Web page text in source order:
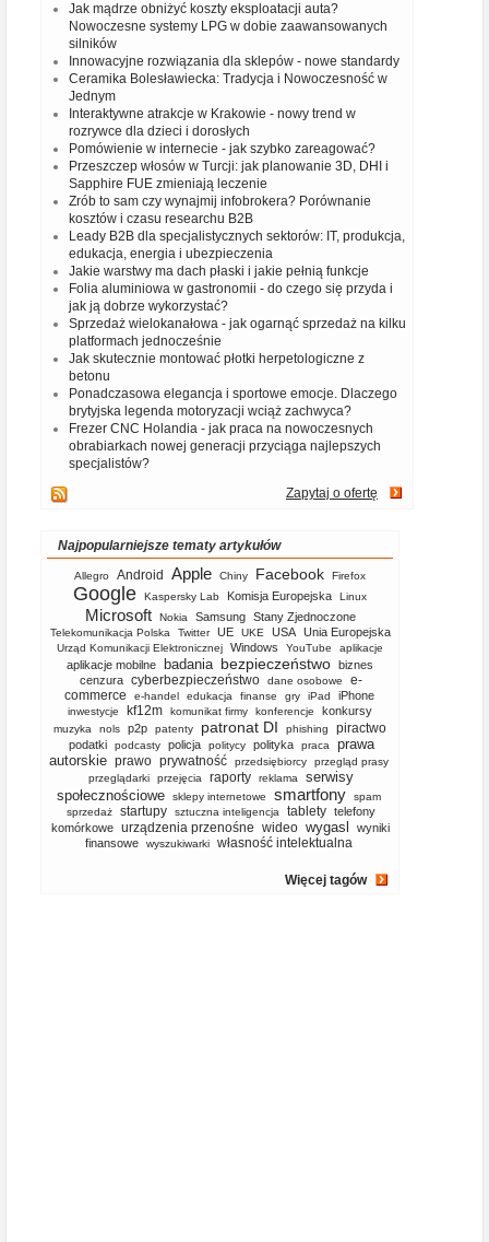
Jak mądrze obniżyć koszty eksploatacji auta?
Nowoczesne systemy LPG w dobie zaawansowanych
silników
Innowacyjne rozwiązania dla sklepów - nowe standardy
Ceramika Bolesławiecka: Tradycja i Nowoczesność w
Jednym
Interaktywne atrakcje w Krakowie - nowy trend w
rozrywce dla dzieci i dorosłych
Pomówienie w internecie - jak szybko zareagować?
Przeszczep włosów w Turcji: jak planowanie 3D, DHI i
Sapphire FUE zmieniają leczenie
Zrób to sam czy wynajmij infobrokera? Porównanie
kosztów i czasu researchu B2B
Leady B2B dla specjalistycznych sektorów: IT, produkcja,
edukacja, energia i ubezpieczenia
Jakie warstwy ma dach płaski i jakie pełnią funkcje
Folia aluminiowa w gastronomii - do czego się przyda i
jak ją dobrze wykorzystać?
Sprzedaż wielokanałowa - jak ogarnąć sprzedaż na kilku
platformach jednocześnie
Jak skutecznie montować płotki herpetologiczne z
betonu
Ponadczasowa elegancja i sportowe emocje. Dlaczego
brytyjska legenda motoryzacji wciąż zachwyca?
Frezer CNC Holandia - jak praca na nowoczesnych
obrabiarkach nowej generacji przyciąga najlepszych
specjalistów?
Zapytaj o ofertę
Najpopularniejsze tematy artykułów
Allegro Android Apple Chiny Facebook Firefox
Google Kaspersky Lab Komisja Europejska Linux
Microsoft Nokia Samsung Stany Zjednoczone
Telekomunikacja Polska Twitter UE UKE USA Unia Europejska
Urząd Komunikacji Elektronicznej Windows YouTube aplikacje
aplikacje mobilne badania bezpieczeństwo biznes
cenzura cyberbezpieczeństwo dane osobowe
e-
commerce
e-handel edukacja finanse gry iPad iPhone
inwestycje kf12m komunikat firmy konferencje konkursy
muzyka nols p2p patenty patronat DI phishing piractwo
podatki podcasty policja politycy polityka praca
prawa
autorskie prawo prywatność przedsiębiorcy
przegląd prasy
przeglądarki
przejęcia raporty reklama
serwisy
społecznościowe
sklepy internetowe smartfony
spam
sprzedaż
startupy sztuczna inteligencja tablety telefony
komórkowe
urządzenia przenośne wideo wygasl
wyniki
finansowe
wyszukiwarki własność intelektualna
Więcej tagów